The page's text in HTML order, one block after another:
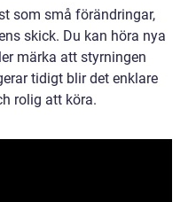
som små förändringar,
skick. Du kan höra nya
märka att styrningen
tidigt blir det enklare
rolig att köra.